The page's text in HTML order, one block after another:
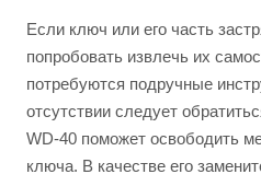
Если ключ или его часть
попробовать извлечь их
потребуются подручные
отсутствии следует
WD-40 поможет освободить
ключа. В качестве его